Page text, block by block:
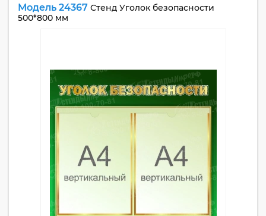
Модель 24367 Стенд Уголок безопасности
500*800 мм